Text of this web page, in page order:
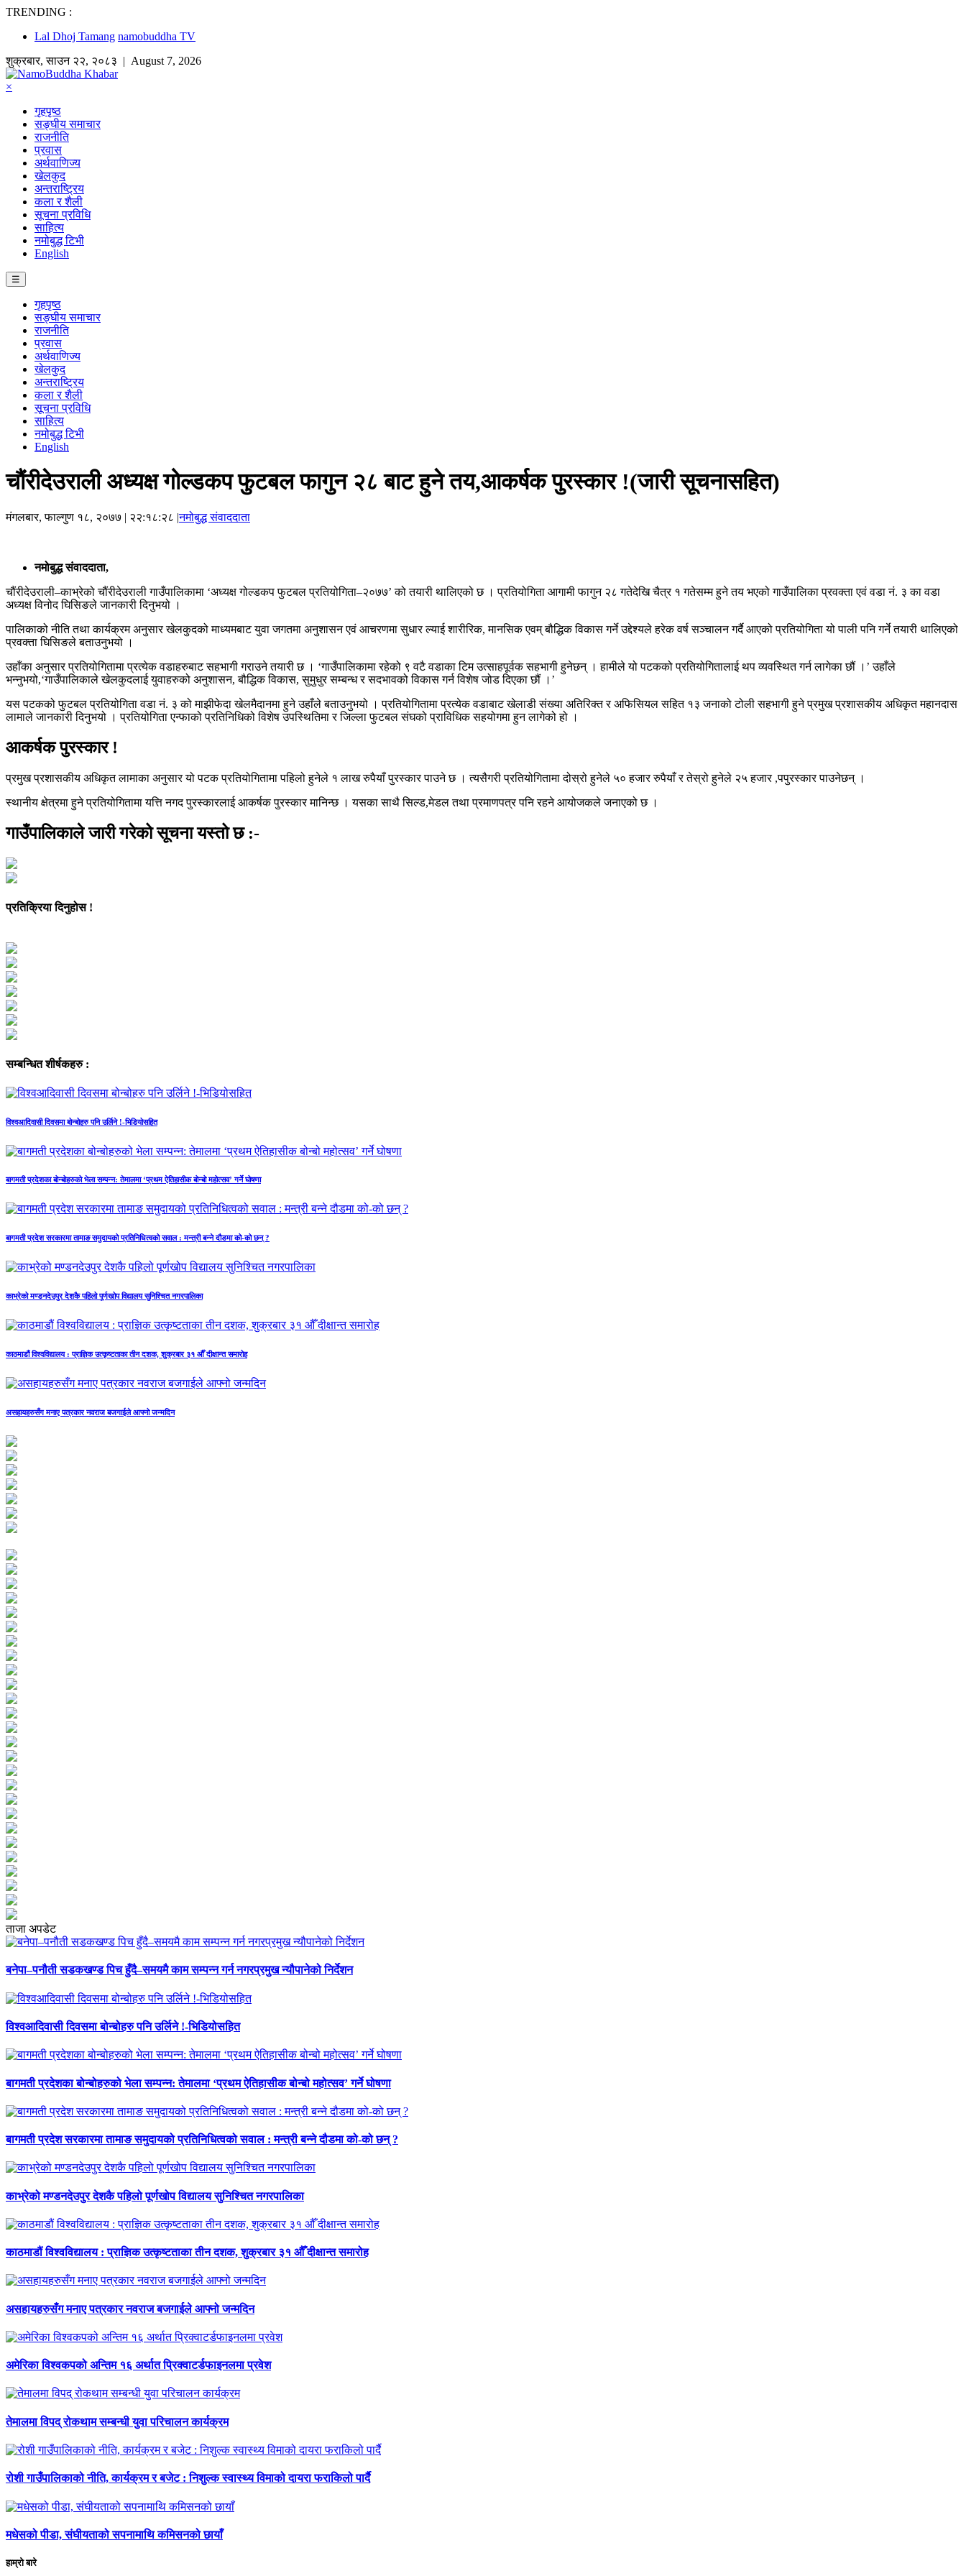
TRENDING :
Lal Dhoj Tamang namobuddha TV
शुक्रबार,साउन २२, २०८३ | August 7, 2026
×
गृहपृष्ठ
सङ्घीय समाचार
राजनीति
प्रवास
अर्थवाणिज्य
खेलकुद
अन्तराष्ट्रिय
कला र शैली
सूचना प्रविधि
साहित्य
नमोबुद्ध टिभी
English
☰
गृहपृष्ठ
सङ्घीय समाचार
राजनीति
प्रवास
अर्थवाणिज्य
खेलकुद
अन्तराष्ट्रिय
कला र शैली
सूचना प्रविधि
साहित्य
नमोबुद्ध टिभी
English
चौंरीदेउराली अध्यक्ष गोल्डकप फुटबल फागुन २८ बाट हुने तय,आकर्षक पुरस्कार !(जारी सूचनासहित)
मंगलबार, फाल्गुण १८, २०७७ | २२:१८:२८ |नमोबुद्ध संवाददाता
नमोबुद्ध संवाददाता,
चौंरीदेउराली–काभ्रेको चौंरीदेउराली गाउँपालिकामा ‘अध्यक्ष गोल्डकप फुटबल प्रतियोगिता–२०७७’ को तयारी थालिएको छ । प्रतियोगिता आगामी फागुन २८ गतेदेखि चैत्र १ गतेसम्म हुने तय भएको गाउँपालिका प्रवक्ता एवं वडा नं. ३ का वडा
अध्यक्ष विनोद घिसिङले जानकारी दिनुभयो ।
पालिकाको नीति तथा कार्यक्रम अनुसार खेलकुदको माध्यमबाट युवा जगतमा अनुशासन एवं आचरणमा सुधार ल्याई शारीरिक, मानसिक एवम् बौद्धिक विकास गर्ने उद्देश्यले हरेक वर्ष सञ्चालन गर्दै आएको प्रतियोगिता यो पाली पनि गर्ने तयारी थालिएको
प्रवक्ता घिसिङले बताउनुभयो ।
उहाँका अनुसार प्रतियोगितामा प्रत्येक वडाहरुबाट सहभागी गराउने तयारी छ । ‘गाउँपालिकामा रहेको ९ वटै वडाका टिम उत्साहपूर्वक सहभागी हुनेछन् । हामीले यो पटकको प्रतियोगितालाई थप व्यवस्थित गर्न लागेका छौं ।’ उहाँले
भन्नुभयो,‘गाउँपालिकाले खेलकुदलाई युवाहरुको अनुशासन, बौद्धिक विकास, सुमुधुर सम्बन्ध र सदभावको विकास गर्न विशेष जोड दिएका छौं ।’
यस पटकको फुटबल प्रतियोगिता वडा नं. ३ को माझीफेदा खेलमैदानमा हुने उहाँले बताउनुभयो । प्रतियोगितामा प्रत्येक वडाबाट खेलाडी संख्या अतिरिक्त र अफिसियल सहित १३ जनाको टोली सहभागी हुने प्रमुख प्रशासकीय अधिकृत महानदास
लामाले जानकारी दिनुभयो । प्रतियोगिता एन्फाको प्रतिनिधिको विशेष उपस्थितिमा र जिल्ला फुटबल संघको प्राविधिक सहयोगमा हुन लागेको हो ।
आकर्षक पुरस्कार !
प्रमुख प्रशासकीय अधिकृत लामाका अनुसार यो पटक प्रतियोगितामा पहिलो हुनेले १ लाख रुपैयाँ पुरस्कार पाउने छ । त्यसैगरी प्रतियोगितामा दोस्रो हुनेले ५० हजार रुपैयाँ र तेस्रो हुनेले २५ हजार ,पपुरस्कार पाउनेछन् ।
स्थानीय क्षेत्रमा हुने प्रतियोगितामा यत्ति नगद पुरस्कारलाई आकर्षक पुरस्कार मानिन्छ । यसका साथै सिल्ड,मेडल तथा प्रमाणपत्र पनि रहने आयोजकले जनाएको छ ।
गाउँपालिकाले जारी गरेको सूचना यस्तो छ :-
प्रतिक्रिया दिनुहोस !
सम्बन्धित शीर्षकहरु :
विश्वआदिवासी दिवसमा बोन्बोहरु पनि उर्लिने !-भिडियोसहित
बागमती प्रदेशका बोन्बोहरुको भेला सम्पन्न: तेमालमा ‘प्रथम ऐतिहासीक बोन्बो महोत्सव’ गर्ने घोषणा
बागमती प्रदेश सरकारमा तामाङ समुदायको प्रतिनिधित्वको सवाल : मन्त्री बन्ने दौडमा को‐को छन् ?
काभ्रेको मण्डनदेउपुर देशकै पहिलो पूर्णखोप विद्यालय सुनिश्चित नगरपालिका
काठमाडौं विश्वविद्यालय : प्राज्ञिक उत्कृष्टताका तीन दशक, शुक्रबार ३१ औँ दीक्षान्त समारोह
असहायहरुसँग मनाए पत्रकार नवराज बजगाईले आफ्नो जन्मदिन
ताजा अपडेट
बनेपा–पनौती सडकखण्ड पिच हुँदै–समयमै काम सम्पन्न गर्न नगरप्रमुख न्यौपानेको निर्देशन
विश्वआदिवासी दिवसमा बोन्बोहरु पनि उर्लिने !-भिडियोसहित
बागमती प्रदेशका बोन्बोहरुको भेला सम्पन्न: तेमालमा ‘प्रथम ऐतिहासीक बोन्बो महोत्सव’ गर्ने घोषणा
बागमती प्रदेश सरकारमा तामाङ समुदायको प्रतिनिधित्वको सवाल : मन्त्री बन्ने दौडमा को‐को छन् ?
काभ्रेको मण्डनदेउपुर देशकै पहिलो पूर्णखोप विद्यालय सुनिश्चित नगरपालिका
काठमाडौं विश्वविद्यालय : प्राज्ञिक उत्कृष्टताका तीन दशक, शुक्रबार ३१ औँ दीक्षान्त समारोह
असहायहरुसँग मनाए पत्रकार नवराज बजगाईले आफ्नो जन्मदिन
अमेरिका विश्वकपको अन्तिम १६ अर्थात प्रिक्वाटर्डफाइनलमा प्रवेश
तेमालमा विपद् रोकथाम सम्बन्धी युवा परिचालन कार्यक्रम
रोशी गाउँपालिकाको नीति, कार्यक्रम र बजेट : निशुल्क स्वास्थ्य विमाको दायरा फराकिलो पार्दै
मधेसको पीडा, संघीयताको सपनामाथि कमिसनको छायाँ
हाम्रो बारे